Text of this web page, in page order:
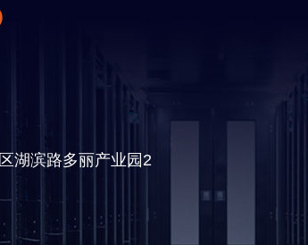
湖滨路多丽产业园2